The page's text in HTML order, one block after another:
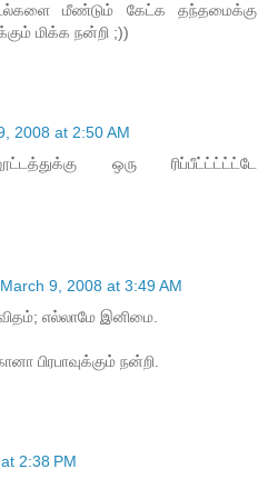
மீண்டும் கேட்க தந்தமைக்கு
மிக்க நன்றி ;))
2008 at 2:50 AM
ஒரு ரிப்பீட்ட்ட்ட்ட்டே
March 9, 2008 at 3:49 AM
எல்லாமே இனிமை.
பிரபாவுக்கும் நன்றி.
2:38 PM